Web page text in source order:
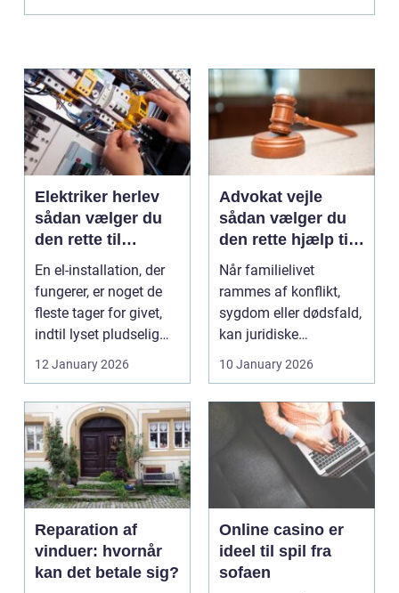
Elektriker herlev
sådan vælger du
den rette til
opgaven
En el-installation, der
fungerer, er noget de
fleste tager for givet,
indtil lyset pludselig
går, el...
12 January 2026
Advokat vejle
sådan vælger du
den rette hjælp til
familien
Når familielivet
rammes af konflikt,
sygdom eller dødsfald,
kan juridiske
spørgsmål hurtigt
vokse si...
10 January 2026
Reparation af
vinduer: hvornår
kan det betale sig?
Online casino er
ideel til spil fra
sofaen